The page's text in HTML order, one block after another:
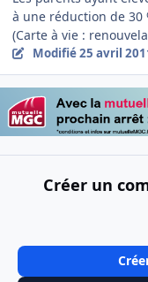
à une réduction de 30
(Carte à vie :
Modifié25 avril
Créer un